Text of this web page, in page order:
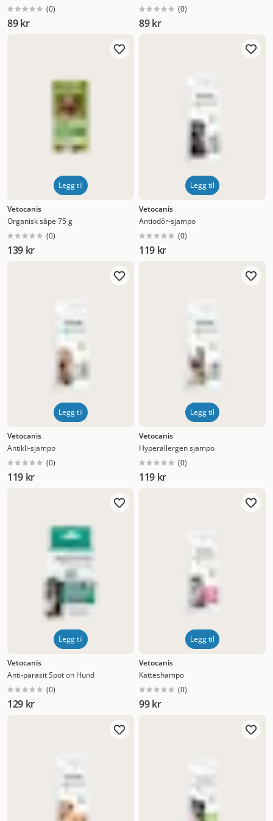
(0)
89 kr
(0)
89 kr
Legg til
Vetocanis
Organisk såpe 75 g
(0)
139 kr
Legg til
Vetocanis
Antiodör-sjampo
(0)
119 kr
Legg til
Vetocanis
Antikli-sjampo
(0)
119 kr
Legg til
Vetocanis
Hyperallergen sjampo
(0)
119 kr
Legg til
Vetocanis
Anti-parasit Spot on Hund
(0)
129 kr
Legg til
Vetocanis
Katteshampo
(0)
99 kr